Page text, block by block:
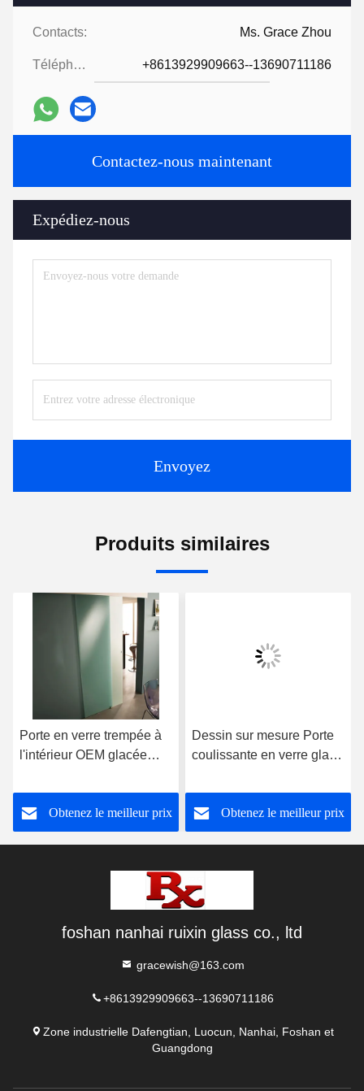
Contacts: Ms. Grace Zhou
Téléphone: +8613929909663--13690711186
Contactez-nous maintenant
Expédiez-nous
Envoyez
Produits similaires
Porte en verre trempée à
l'intérieur OEM glacée
Obtenez le meilleur prix
Dessin sur mesure Porte
coulissante en verre glacé
matériel
Obtenez le meilleur prix
foshan nanhai ruixin glass co., ltd
gracewish@163.com
+8613929909663--13690711186
Zone industrielle Dafengtian, Luocun, Nanhai, Foshan et
Guangdong